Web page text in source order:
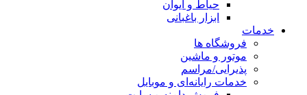
حیاط و ایوان
ابزار باغبانی
خدمات
فروشگاه ها
موتور و ماشین
پذیرایی/مراسم
خدمات رایانه‌ای و موبایل